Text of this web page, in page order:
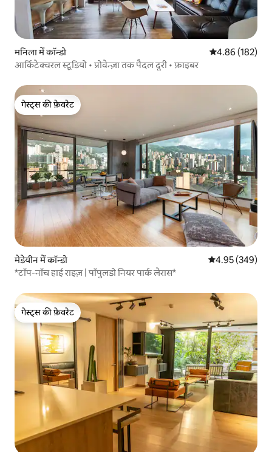
मनिला में कॉन्डो औसत रेटिंग 5 में से
4.86 (182)
आर्किटेक्चरल स्टूडियो • प्रोवेन्ज़ा तक पैदल दूरी • फ़ाइबर
गेस्ट्स की फ़ेवरेट
गेस्ट्स की फ़ेवरेट
मेडेयीन में कॉन्डो औसत रेटिंग 5 में से
4.95 (349)
*टॉप-नॉच हाई राइज़ | पॉपुलडो नियर पार्क लेरास*
गेस्ट्स की फ़ेवरेट
गेस्ट्स की फ़ेवरेट